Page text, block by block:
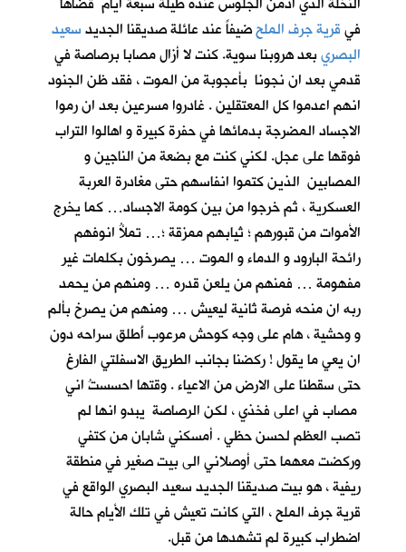
فيقرية جرف الملحضيفاً عند عائلة صديقنا الجديدسعيد
البصريبعد هروبنا سوية. كنت لا أزال مصابا برصاصة في
قدمي بعد ان نجونا بأعجوبة من الموت ، فقد ظن الجنود
انهم اعدموا كل المعتقلين . غادروا مسرعين بعد ان رموا
الاجساد المضرجة بدمائها في حفرة كبيرة و اهالوا التراب
فوقها على عجل. لكني كنت مع بضعة من الناجين و
المصابين الذين كتموا انفاسهم حتى مغادرة العربة
العسكرية ، ثم خرجوا من بين كومة الاجساد… كما يخرج
الأموات من قبورهم ؛ ثيابهم ممزقة ؛… تملأُ انوفهم
رائحة البارود و الدماء و الموت … يصرخون بكلمات غير
مفهومة … فمنهم من يلعن قدره … ومنهم من يحمد
ربه ان منحه فرصة ثانية ليعيش … ومنهم من يصرخ بألم
و وحشية ، هام على وجه كوحش مرعوب أَطلق سراحه دون
ان يعي ما يقول ! ركضنا بجانب الطريق الاسفلتي الفارغ
حتى سقطنا على الارض من الاعياء . وقتها احسستُ اني
مصاب في اعلى فخذي ، لكن الرصاصة يبدو انها لم
تصب العظم لحسن حظي . أمسكني شابان من كتفي
وركضت معهما حتى أوصلاني الى بيت صغير في منطقة
ريفية ، هو بيت صديقنا الجديد سعيد البصريالواقع في
قرية جرف الملح، التي كانت تعيش في تلك الأيام حالة
اضطراب كبيرة لم تشهدها من قبل.